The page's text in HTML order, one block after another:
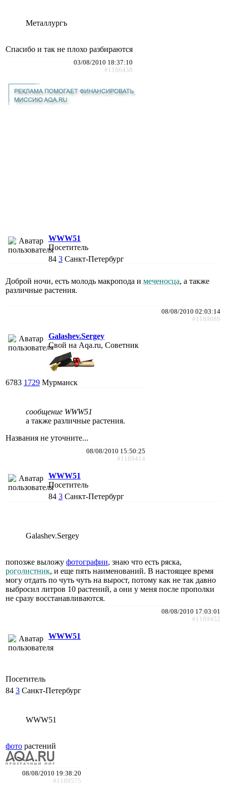
Металлургъ
Спасибо и так не плохо разбираются
03/08/2010 18:37:10
#1186438
WWW51
Посетитель
84 3 Санкт-Петербург
Доброй ночи, есть молодь макропода и меченосца, а также
различные растения.
08/08/2010 02:03:14
#1189089
Galashev.Sergey
Свой на Aqa.ru, Советник
6783 1729 Мурманск
сообщение WWW51
а также различные растения.
Названия не уточните...
08/08/2010 15:50:25
#1189414
WWW51
Посетитель
84 3 Санкт-Петербург
Galashev.Sergey
попозже выложу фотографии, знаю что есть ряска,
роголистник, и еще пять наименований. В настоящее время
могу отдать по чуть чуть на вырост, потому как не так давно
выбросил литров 10 растений, а они у меня после прополки
не сразу восстанавливаются.
08/08/2010 17:03:01
#1189452
WWW51
Посетитель
84 3 Санкт-Петербург
WWW51
фото растений
08/08/2010 19:38:20
#1189575